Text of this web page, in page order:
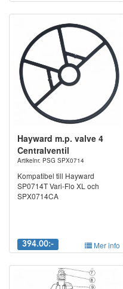
Hayward m.p. valve 4
Centralventil
Artikelnr. PSG SPX0714
Kompatibel till Hayward
SP0714T Vari-Flo XL och
SPX0714CA
394.00:- Mer info